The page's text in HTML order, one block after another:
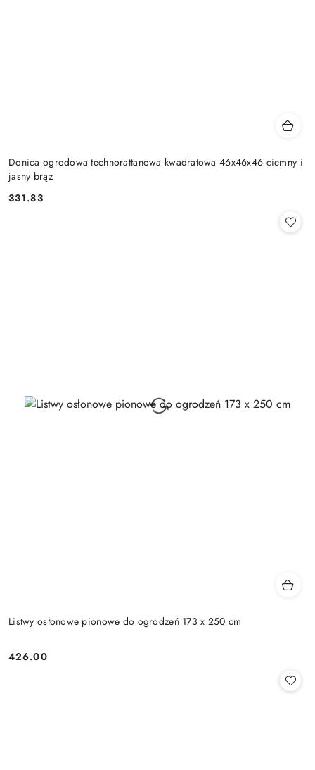
Donica ogrodowa technorattanowa kwadratowa 46x46x46 ciemny i
jasny brąz
Cena:
331.83
Listwy osłonowe pionowe do ogrodzeń 173 x 250 cm
Cena:
426.00